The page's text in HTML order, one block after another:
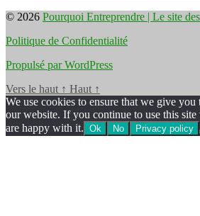
© 2026 Pourquoi Entreprendre | Le site
Politique de Confidentialité
Propulsé par WordPress
Vers le haut ↑ Haut ↑
We use cookies to ensure that we give you
our website. If you continue to use this
are happy with it. Ok No Privacy policy